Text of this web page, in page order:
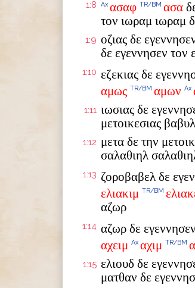
1:8 Ax ασαφ TR/BM ασα
τον ιωραμ ιωραμ
1:9 οζιας δε
δε εγεννησεν τον
1:10 εζεκιας δε
αμως TR/BM αμων Ax
1:11 ιωσιας δε
μετοικεσιας
1:12 μετα δε την
σαλαθιηλ
1:13 ζοροβαβελ δε
ελιακιμ TR/BM
αζωρ
1:14 αζωρ δε
αχειμ Ax αχιμ TR/BM
1:15 ελιουδ δε
ματθαν δε